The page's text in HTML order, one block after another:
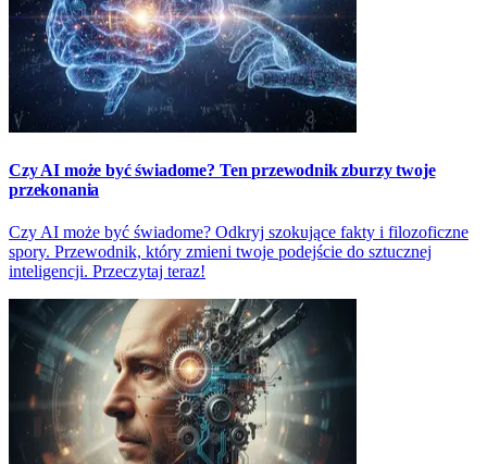
Czy AI może być świadome? Ten przewodnik zburzy twoje
przekonania
Czy AI może być świadome? Odkryj szokujące fakty i filozoficzne
spory. Przewodnik, który zmieni twoje podejście do sztucznej
inteligencji. Przeczytaj teraz!